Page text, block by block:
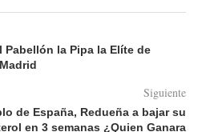
Pabellón la Pipa la Elíte de
Siguiente
de España, Redueña a bajar su
en 3 semanas ¿Quien Ganara